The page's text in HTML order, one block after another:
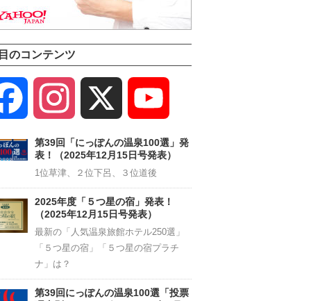
のコンテンツ
Facebook Instagram
Channel
第39回「にっぽんの温泉100選」発
表！（2025年12月15日号発表）
1位草津、２位下呂、３位道後
2025年度「５つ星の宿」発表！
（2025年12月15日号発表）
最新の「人気温泉旅館ホテル250選」
「５つ星の宿」「５つ星の宿プラチ
ナ」は？
第39回にっぽんの温泉100選「投票